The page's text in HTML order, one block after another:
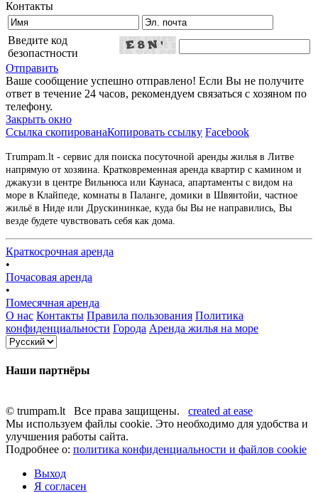
Контакты
Введите код
безопастности
Отправить
Ваше сообщение успешно отправлено! Если Вы не получите
ответ в течение 24 часов, рекомендуем связаться с хозяном по
телефону.
Закрыть окно
Ссылка скопированаКопировать ссылку Facebook
Trumpam.lt - сервис для поиска посуточной аренды жилья в Литве
напрямую от хозяина. Кратковременная аренда квартир с камином и
джакузи в центре Вильнюса или Каунаса, апартаменты с видом на
море в Клайпеде, комнаты в Паланге, домики в Швянтойи, частное
жильё в Ниде или Друскининкае, куда бы Вы не направились, Вы
везде будете чувствовать себя как дома.
Краткосрочная аренда
•
Почасовая аренда
•
Помесячная аренда
О нас Контакты Правила пользования Политика
конфиденциальности Города Аренда жилья на море
Наши партнёры
© trumpam.lt Все права защищены. created at ease
Мы используем файлы cookie. Это необходимо для удобства и
улучшения работы сайта.
Подробнее о: политика конфиденциальности и файлов cookie
Выход
Я согласен